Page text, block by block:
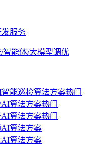
服务
智能体/大模型调优
能巡检算法方案热门
算法方案热门
算法方案热门
算法方案
算法方案